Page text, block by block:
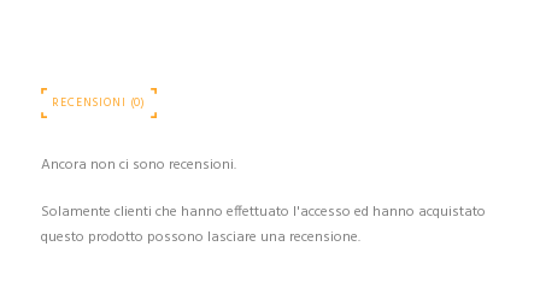
RECENSIONI (0)
Ancora non ci sono recensioni.
Solamente clienti che hanno effettuato l'accesso ed hanno acquistato
questo prodotto possono lasciare una recensione.